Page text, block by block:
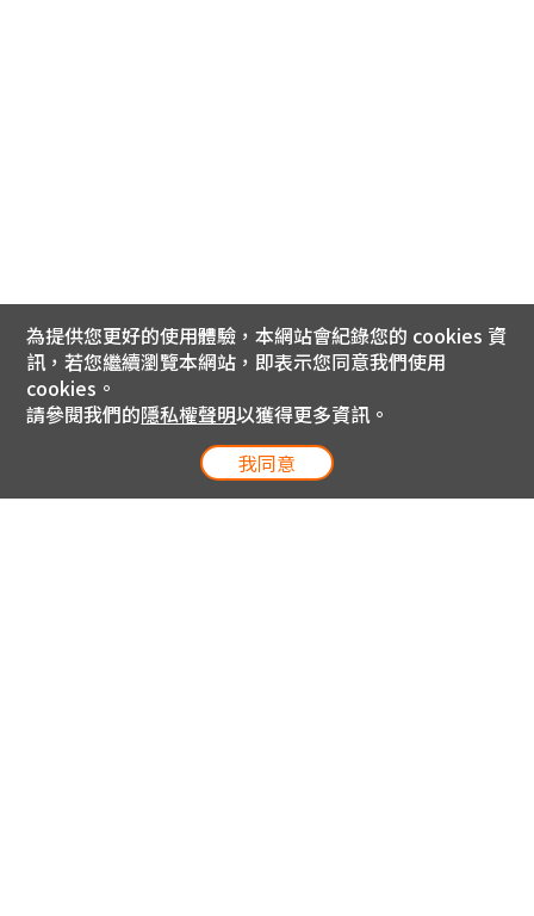
為提供您更好的使用體驗，本網站會紀錄您的 cookies 資
訊，若您繼續瀏覽本網站，即表示您同意我們使用
cookies。
請參閱我們的隱私權聲明以獲得更多資訊。
我同意